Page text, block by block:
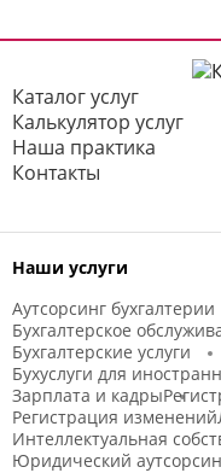
Каталог услуг
Калькулятор услуг
Наша практика
Контакты
Наши услуги
Аутсорсинг бухгалтерии
Бухгалтерское
Бухгалтерские услуги
Бухуслуги для
Зарплата и кадры
Регистрация изменений
Интеллектуальная
Юридический